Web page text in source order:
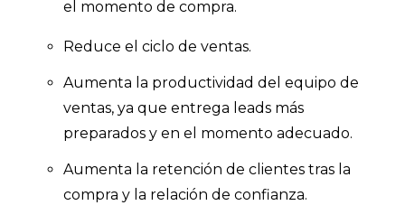
el momento de compra.
Reduce el ciclo de ventas.
Aumenta la productividad del equipo de
ventas, ya que entrega leads más
preparados y en el momento adecuado.
Aumenta la retención de clientes tras la
compra y la relación de confianza.